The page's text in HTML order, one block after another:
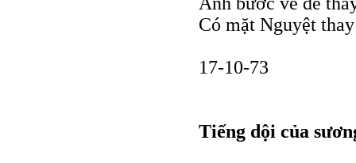
Có mặt Nguyệt
17-10-73
Tiếng dội của